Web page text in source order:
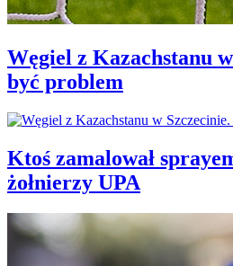
Węgiel z Kazachstanu
być problem
Ktoś zamalował
żołnierzy UPA